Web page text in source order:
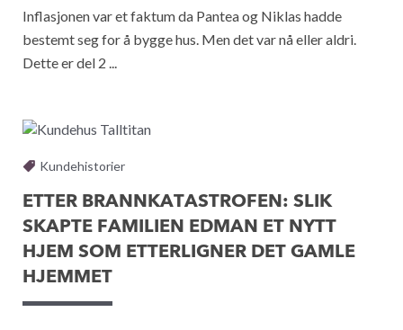
Inflasjonen var et faktum da Pantea og Niklas hadde
bestemt seg for å bygge hus. Men det var nå eller aldri.
Dette er del 2 ...
Kundehistorier
ETTER BRANNKATASTROFEN: SLIK
SKAPTE FAMILIEN EDMAN ET NYTT
HJEM SOM ETTERLIGNER DET GAMLE
HJEMMET